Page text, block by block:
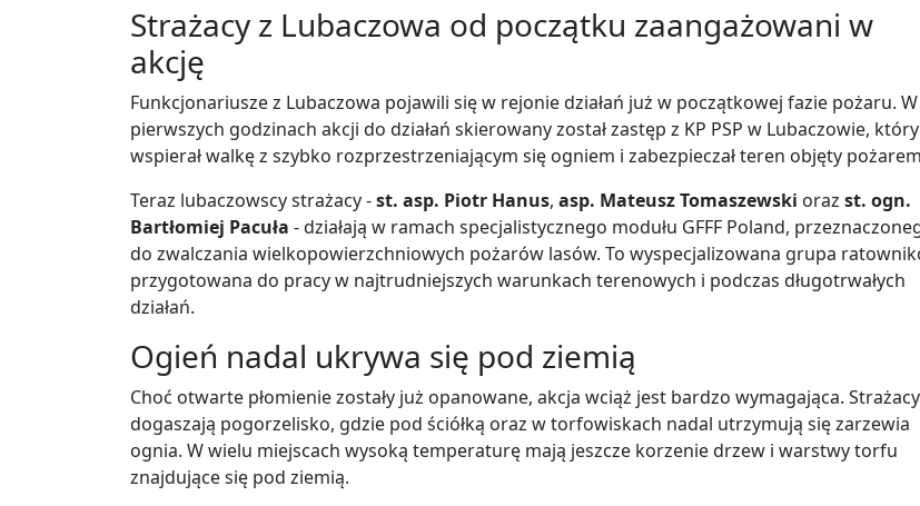
Strażacy z Lubaczowa od początku zaangażowani w
akcję
Funkcjonariusze z Lubaczowa pojawili się w rejonie działań już w początkowej fazie pożaru. W
pierwszych godzinach akcji do działań skierowany został zastęp z KP PSP w Lubaczowie, który
wspierał walkę z szybko rozprzestrzeniającym się ogniem i zabezpieczał teren objęty
Teraz lubaczowscy strażacy -st. asp. Piotr Hanus, asp. Mateusz Tomaszewski oraz st. ogn.
Bartłomiej Pacuła - działają w ramach specjalistycznego modułu GFFF Poland,
do zwalczania wielkopowierzchniowych pożarów lasów. To wyspecjalizowana grupa
przygotowana do pracy w najtrudniejszych warunkach terenowych i podczas długotrwałych
działań.
Ogień nadal ukrywa się pod ziemią
Choć otwarte płomienie zostały już opanowane, akcja wciąż jest bardzo wymagająca. Strażacy
dogaszają pogorzelisko, gdzie pod ściółką oraz w torfowiskach nadal utrzymują się zarzewia
ognia. W wielu miejscach wysoką temperaturę mają jeszcze korzenie drzew i warstwy torfu
znajdujące się pod ziemią.